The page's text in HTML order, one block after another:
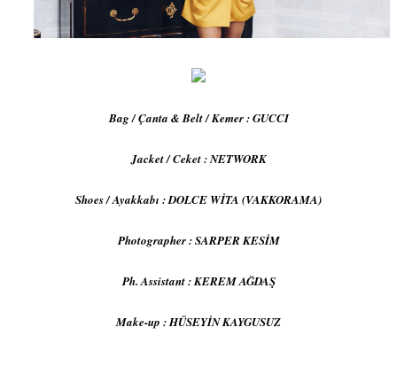
Bag / Çanta & Belt / Kemer : GUCCI
Jacket / Ceket : NETWORK
Shoes / Ayakkabı : DOLCE WİTA (VAKKORAMA)
Photographer : SARPER KESİM
Ph. Assistant : KEREM AĞDAŞ
Make-up : HÜSEYİN KAYGUSUZ